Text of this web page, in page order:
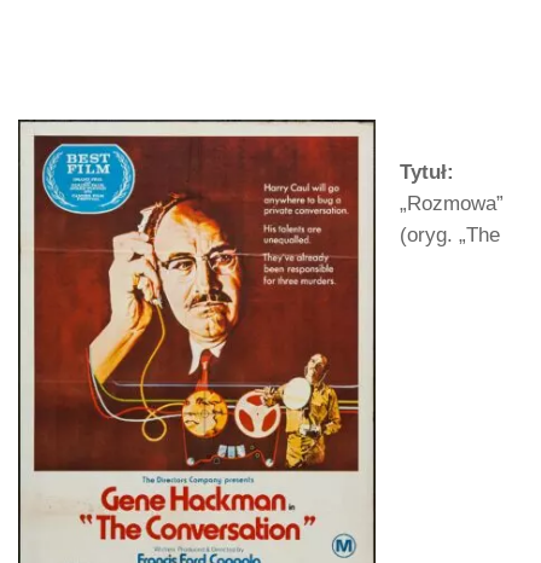
Tytuł:
„Rozmowa”
(oryg. „The